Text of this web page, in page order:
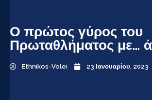
Ο πρώτος γύρος του
Πρωταθλήματος με…
Ethnikos-Volei 23 Ιανουαρίου, 2023